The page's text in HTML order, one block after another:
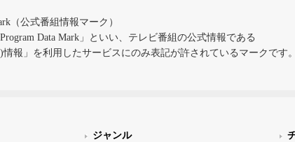
（公式番組情報マーク）
Data Mark」といい、テレビ番組の公式情報である
情報」を利用したサービスにのみ表記が許されているマークです。
ジャンル